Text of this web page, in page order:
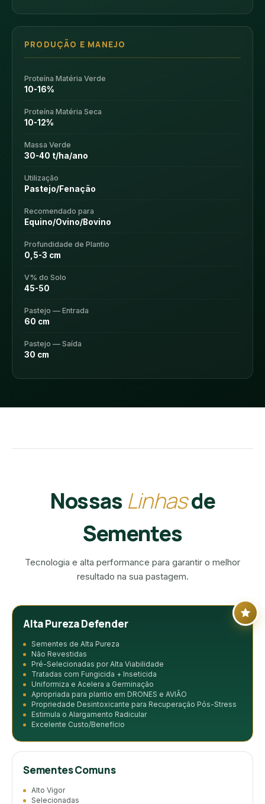
PRODUÇÃO E MANEJO
Proteína Matéria Verde
10-16%
Proteína Matéria Seca
10-12%
Massa Verde
30-40 t/ha/ano
Utilização
Pastejo/Fenação
Recomendado para
Equino/Ovino/Bovino
Profundidade de Plantio
0,5-3 cm
V% do Solo
45-50
Pastejo — Entrada
60 cm
Pastejo — Saída
30 cm
Nossas Linhasde
Sementes
Tecnologia e alta performance para garantir o melhor
resultado na sua pastagem.
Alta Pureza Defender
Sementes de Alta Pureza
Não Revestidas
Pré-Selecionadas por Alta Viabilidade
Tratadas com Fungicida + Inseticida
Uniformiza e Acelera a Germinação
Apropriada para plantio em DRONES e AVIÃO
Propriedade Desintoxicante para Recuperação Pós-Stress
Estimula o Alargamento Radicular
Excelente Custo/Benefício
Sementes Comuns
Alto Vigor
Selecionadas